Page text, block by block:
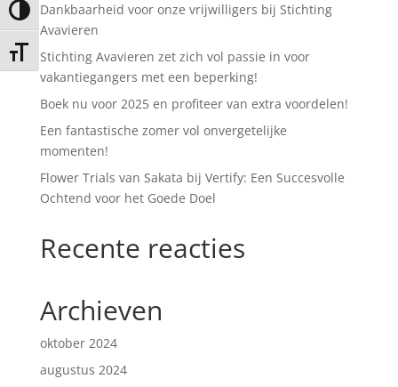
Keuze voor hoog contrast
Kies grootte van het lettertype
Dankbaarheid voor onze vrijwilligers bij Stichting
Avavieren
Stichting Avavieren zet zich vol passie in voor
vakantiegangers met een beperking!
Boek nu voor 2025 en profiteer van extra voordelen!
Een fantastische zomer vol onvergetelijke
momenten!
Flower Trials van Sakata bij Vertify: Een Succesvolle
Ochtend voor het Goede Doel
Recente reacties
Archieven
oktober 2024
augustus 2024